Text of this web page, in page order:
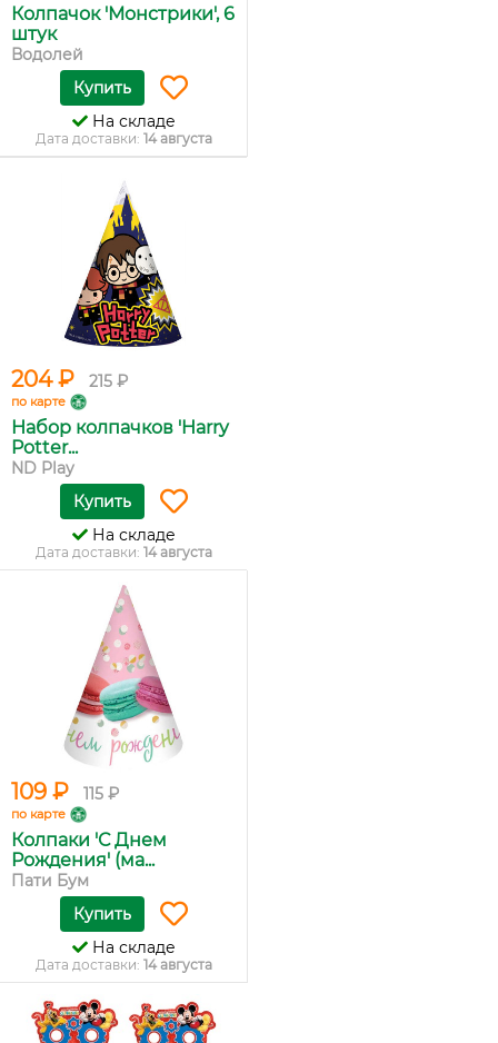
Колпачок 'Монстрики', 6
штук
Водолей
Купить
На складе
Дата доставки: 14 августа
204 ₽ 215 ₽
по карте
Набор колпачков 'Harry
Potter...
ND Play
Купить
На складе
Дата доставки: 14 августа
109 ₽ 115 ₽
по карте
Колпаки 'С Днем
Рождения' (ма...
Пати Бум
Купить
На складе
Дата доставки: 14 августа